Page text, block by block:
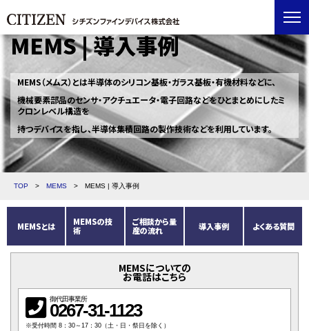
MEMS | 導入事例
MEMS（メムス）とは半導体のシリコン基板・ガラス基板・有機材料などに、
機械要素部品のセンサ・アクチュエータ・電子回路などをひとまとめにしたミ
クロンレベル構造を
持つデバイスを指し、半導体集積回路の製作技術などを利用しています。
TOP > MEMS > MEMS | 導入事例
MEMSとは
MEMSの技
術
ご相談から量
産の流れ
導入事例 よくある質問
MEMSについての
お電話はこちら
御代田事業所
0267-31-1123
※受付時間 8：30～17：30（土・日・祭日を除く）